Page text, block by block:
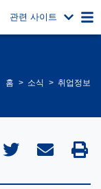
관련 사이트
홈 소식 취업정보